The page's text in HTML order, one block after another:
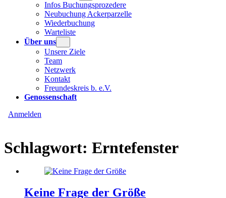
Infos Buchungsprozedere
Neubuchung Ackerparzelle
Wiederbuchung
Warteliste
Über uns
Unsere Ziele
Team
Netzwerk
Kontakt
Freundeskreis b. e.V.
Genossenschaft
Anmelden
Schlagwort: Erntefenster
Keine Frage der Größe